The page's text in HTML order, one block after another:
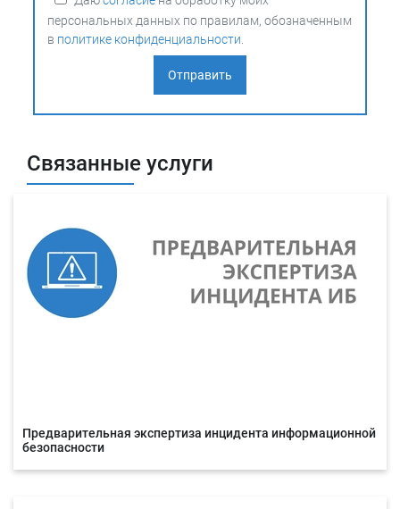
персональных данных по правилам, обозначенным
в политике конфиденциальности.
Связанные услуги
Предварительная экспертиза инцидента информационной
безопасности